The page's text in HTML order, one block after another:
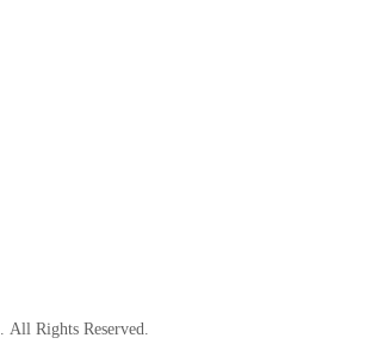
. All Rights Reserved.